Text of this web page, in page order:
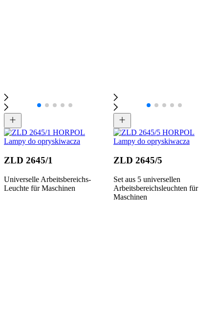
ZLD 2645/1
Universelle Arbeitsbereichs-
Leuchte für Maschinen
ZLD 2645/5
Set aus 5 universellen
Arbeitsbereichsleuchten für
Maschinen